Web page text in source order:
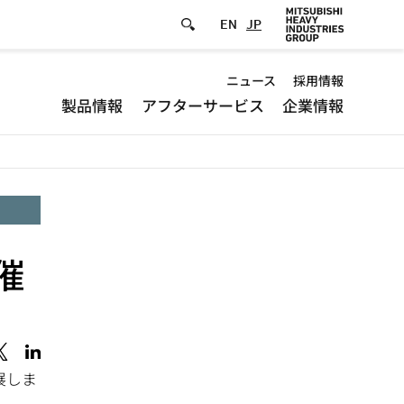
EN JP
Default
-
Header
ニュース 採用情報
製品情報 アフターサービス 企業情報
しま